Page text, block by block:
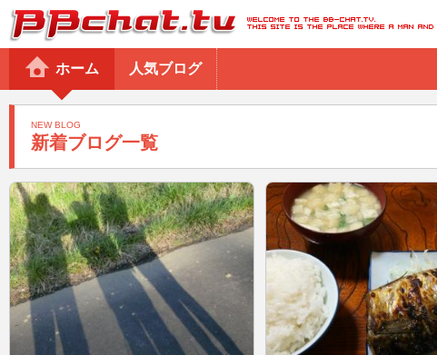
BBchatTV
ホーム 人気ブログ
新着ブログ一覧
NEW BLOG